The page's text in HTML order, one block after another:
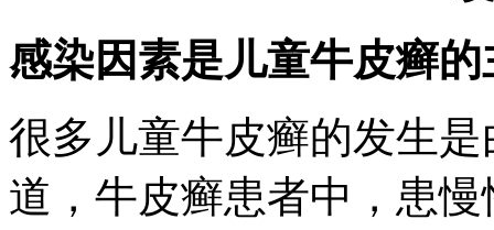
感染因素是儿童牛皮癣
很多儿童牛皮癣的发生
道，牛皮癣患者中，患